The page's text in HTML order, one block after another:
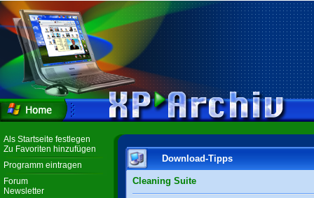
Als Startseite festlegen
Zu Favoriten hinzufügen
Programm eintragen
Forum
Newsletter
Download-Tipps
Cleaning Suite